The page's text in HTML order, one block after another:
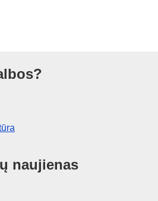
naujienas